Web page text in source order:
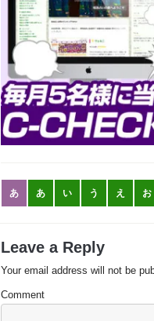
あ あ い う え お
Leave a Reply
Your email address will not be
Comment